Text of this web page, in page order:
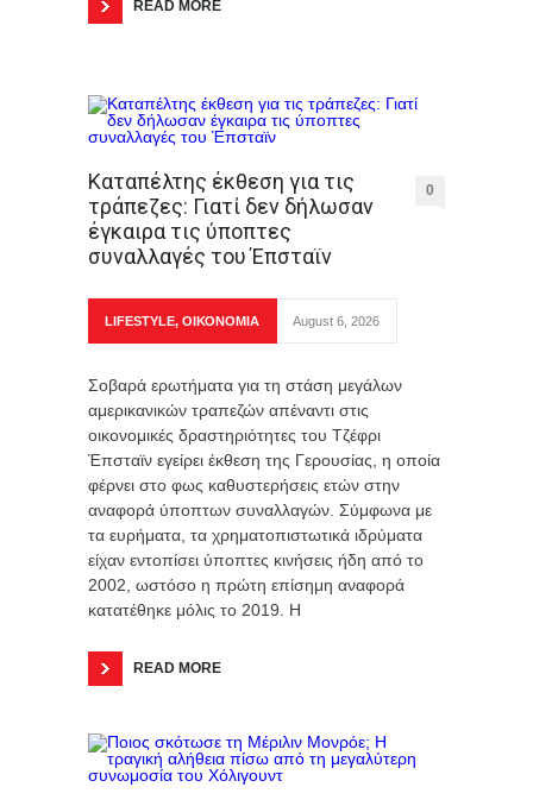
READ MORE
Καταπέλτης έκθεση για τις
τράπεζες: Γιατί δεν δήλωσαν
έγκαιρα τις ύποπτες
συναλλαγές του Έπσταϊν
0
LIFESTYLE, ΟΙΚΟΝΟΜΙΑ August 6, 2026
Σοβαρά ερωτήματα για τη στάση μεγάλων
αμερικανικών τραπεζών απέναντι στις
οικονομικές δραστηριότητες του Τζέφρι
Έπσταϊν εγείρει έκθεση της Γερουσίας, η οποία
φέρνει στο φως καθυστερήσεις ετών στην
αναφορά ύποπτων συναλλαγών. Σύμφωνα με
τα ευρήματα, τα χρηματοπιστωτικά ιδρύματα
είχαν εντοπίσει ύποπτες κινήσεις ήδη από το
2002, ωστόσο η πρώτη επίσημη αναφορά
κατατέθηκε μόλις το 2019. Η
READ MORE